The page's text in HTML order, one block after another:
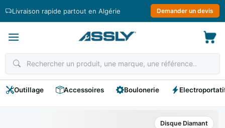
Livraison rapide partout en Algérie Demander un devis
Outillage Accessoires Boulonerie
Disque Diamant